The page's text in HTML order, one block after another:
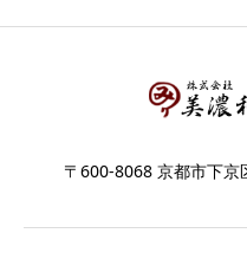
〒600-8068 京都市下